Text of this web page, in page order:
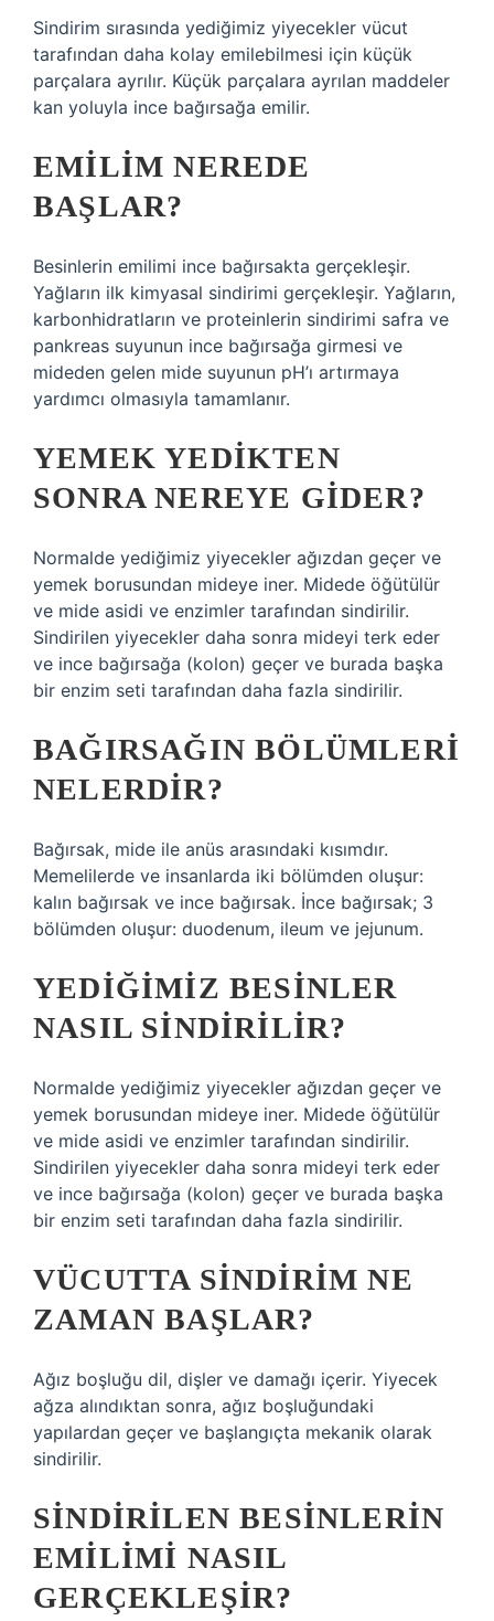
Sindirim sırasında yediğimiz yiyecekler vücut
tarafından daha kolay emilebilmesi için küçük
parçalara ayrılır. Küçük parçalara ayrılan maddeler
kan yoluyla ince bağırsağa emilir.
EMILIM NEREDE
BAŞLAR?
Besinlerin emilimi ince bağırsakta gerçekleşir.
Yağların ilk kimyasal sindirimi gerçekleşir. Yağların,
karbonhidratların ve proteinlerin sindirimi safra ve
pankreas suyunun ince bağırsağa girmesi ve
mideden gelen mide suyunun pH’ı artırmaya
yardımcı olmasıyla tamamlanır.
YEMEK YEDIKTEN
SONRA NEREYE GIDER?
Normalde yediğimiz yiyecekler ağızdan geçer ve
yemek borusundan mideye iner. Midede öğütülür
ve mide asidi ve enzimler tarafından sindirilir.
Sindirilen yiyecekler daha sonra mideyi terk eder
ve ince bağırsağa (kolon) geçer ve burada başka
bir enzim seti tarafından daha fazla sindirilir.
BAĞIRSAĞIN BÖLÜMLERI
NELERDIR?
Bağırsak, mide ile anüs arasındaki kısımdır.
Memelilerde ve insanlarda iki bölümden oluşur:
kalın bağırsak ve ince bağırsak. İnce bağırsak; 3
bölümden oluşur: duodenum, ileum ve jejunum.
YEDIĞIMIZ BESINLER
NASIL SINDIRILIR?
Normalde yediğimiz yiyecekler ağızdan geçer ve
yemek borusundan mideye iner. Midede öğütülür
ve mide asidi ve enzimler tarafından sindirilir.
Sindirilen yiyecekler daha sonra mideyi terk eder
ve ince bağırsağa (kolon) geçer ve burada başka
bir enzim seti tarafından daha fazla sindirilir.
VÜCUTTA SINDIRIM NE
ZAMAN BAŞLAR?
Ağız boşluğu dil, dişler ve damağı içerir. Yiyecek
ağza alındıktan sonra, ağız boşluğundaki
yapılardan geçer ve başlangıçta mekanik olarak
sindirilir.
SINDIRILEN BESINLERIN
EMILIMI NASIL
GERÇEKLEŞIR?